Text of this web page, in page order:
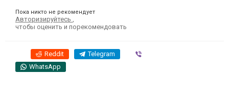
Пока никто не рекомендует
Авторизируйтесь
чтобы оценить и порекомендовать
Reddit Telegram
WhatsApp